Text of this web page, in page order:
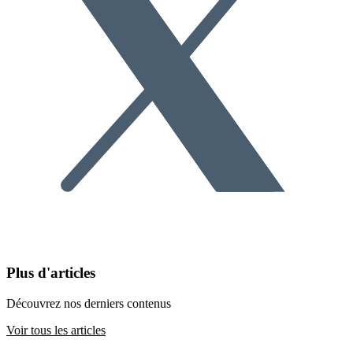
Plus d'articles
Découvrez nos derniers contenus
Voir tous les articles